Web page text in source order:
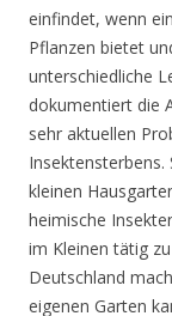
einfindet, wenn
Pflanzen bietet
unterschiedliche
dokumentiert die
sehr aktuellen
kleinen
heimische
im Kleinen tätig
Deutschland
eigenen Garten